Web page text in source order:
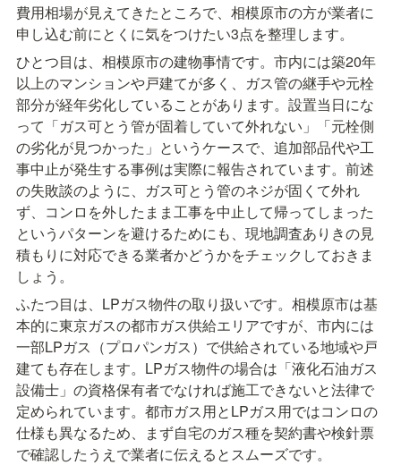
費用相場が見えてきたところで、相模原市の方が業者に
申し込む前にとくに気をつけたい3点を整理します。
ひとつ目は、相模原市の建物事情です。市内には築20年
以上のマンションや戸建てが多く、ガス管の継手や元栓
部分が経年劣化していることがあります。設置当日にな
って「ガス可とう管が固着していて外れない」「元栓側
の劣化が見つかった」というケースで、追加部品代や工
事中止が発生する事例は実際に報告されています。前述
の失敗談のように、ガス可とう管のネジが固くて外れ
ず、コンロを外したまま工事を中止して帰ってしまった
というパターンを避けるためにも、現地調査ありきの見
積もりに対応できる業者かどうかをチェックしておきま
しょう。
ふたつ目は、LPガス物件の取り扱いです。相模原市は基
本的に東京ガスの都市ガス供給エリアですが、市内には
一部LPガス（プロパンガス）で供給されている地域や戸
建ても存在します。LPガス物件の場合は「液化石油ガス
設備士」の資格保有者でなければ施工できないと法律で
定められています。都市ガス用とLPガス用ではコンロの
仕様も異なるため、まず自宅のガス種を契約書や検針票
で確認したうえで業者に伝えるとスムーズです。